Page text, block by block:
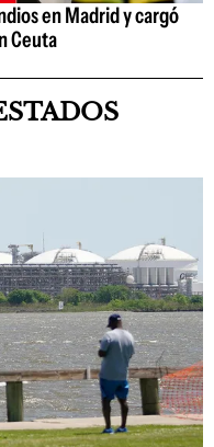
en Madrid y cargó
Ceuta